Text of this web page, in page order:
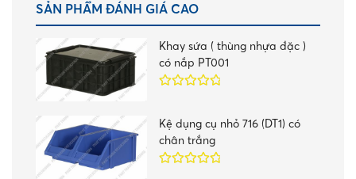
SẢN PHẨM ĐÁNH GIÁ CAO
Khay sứa ( thùng nhựa đặc )
có nắp PT001
sao
Kệ dụng cụ nhỏ 716 (DT1) có
chân trắng